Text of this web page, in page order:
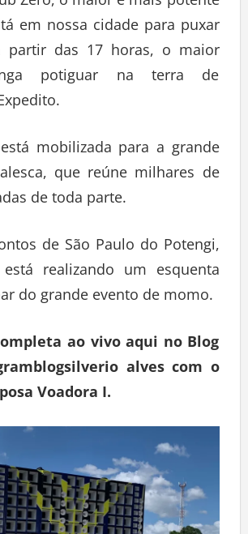
em nossa cidade para puxar
partir das 17 horas, o maior
potiguar na terra de
mobilizada para a grande
que reúne milhares de
de toda parte.
de São Paulo do Potengi,
realizando um esquenta
do grande evento de momo.
ao vivo aqui no Blog
alves com o
Voadora I.